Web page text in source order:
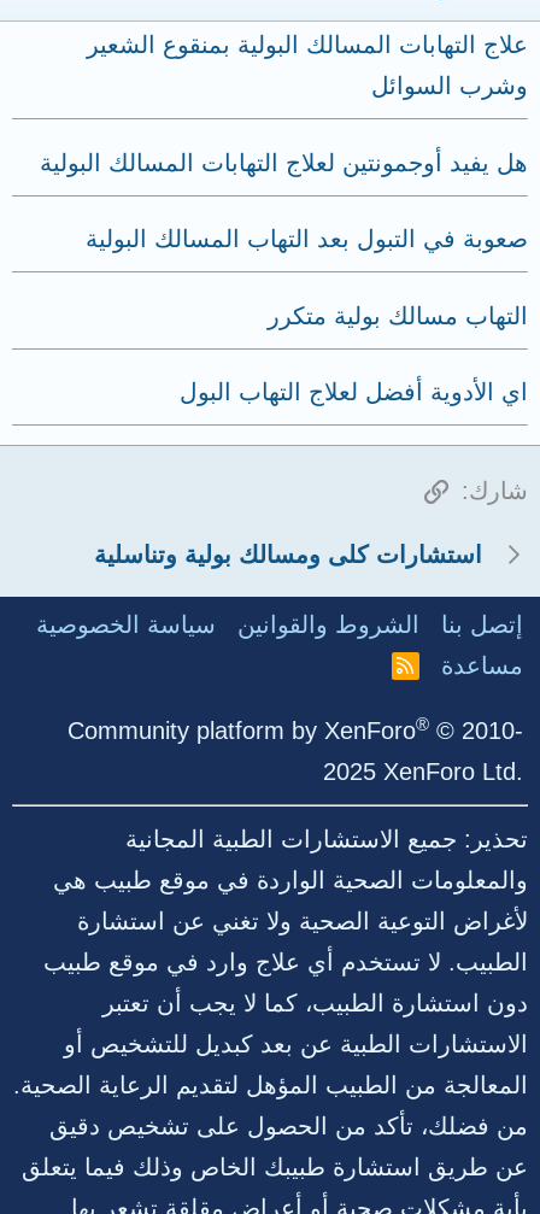
علاج التهابات المسالك البولية بمنقوع الشعير
وشرب السوائل
هل يفيد أوجمونتين لعلاج التهابات المسالك البولية
صعوبة في التبول بعد التهاب المسالك البولية
التهاب مسالك بولية متكرر
اي الأدوية أفضل لعلاج التهاب البول
شارك: الرابط
استشارات كلى ومسالك بولية وتناسلية
إتصل بنا الشروط والقوانين
سياسة الخصوصية
مساعدة
R
Community platform by XenForo® © 2010-
2025 XenForo Ltd.
تحذير: جميع الاستشارات الطبية المجانية
والمعلومات الصحية الواردة في موقع طبيب هي
لأغراض التوعية الصحية ولا تغني عن استشارة
الطبيب. لا تستخدم أي علاج وارد في موقع طبيب
دون استشارة الطبيب، كما لا يجب أن تعتبر
الاستشارات الطبية عن بعد كبديل للتشخيص أو
المعالجة من الطبيب المؤهل لتقديم الرعاية الصحية.
من فضلك، تأكد من الحصول على تشخيص دقيق
عن طريق استشارة طبيبك الخاص وذلك فيما يتعلق
بأية مشكلات صحية أو أعراض مقلقة تشعر بها